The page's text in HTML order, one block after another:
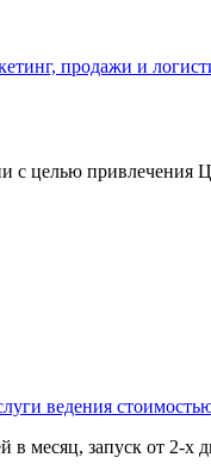
продажи и
с целью привлечения
ведения
в месяц, запуск от 2-х